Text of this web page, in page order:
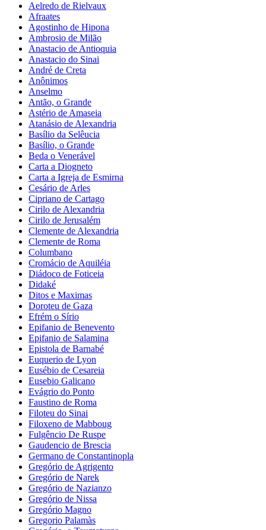
Aelredo de Rielvaux
Afraates
Agostinho de Hipona
Ambrosio de Milão
Anastacio de Antioquia
Anastacio do Sinai
André de Creta
Anônimos
Anselmo
Antão, o Grande
Astério de Amaseia
Atanásio de Alexandria
Basílio da Selêucia
Basílio, o Grande
Beda o Venerável
Carta a Diogneto
Carta a Igreja de Esmirna
Cesário de Arles
Cipriano de Cartago
Cirilo de Alexandria
Cirilo de Jerusalém
Clemente de Alexandria
Clemente de Roma
Columbano
Cromácio de Aquiléia
Diádoco de Foticeia
Didaké
Ditos e Maximas
Doroteu de Gaza
Efrém o Sírio
Epifanio de Benevento
Epifanio de Salamina
Epistola de Barnabé
Euquerio de Lyon
Eusébio de Cesareia
Eusebio Galicano
Evágrio do Ponto
Faustino de Roma
Filoteu do Sinai
Filoxeno de Mabboug
Fulgêncio De Ruspe
Gaudencio de Brescia
Germano de Constantinopla
Gregório de Agrigento
Gregório de Narek
Gregório de Nazianzo
Gregório de Nissa
Gregório Magno
Gregorio Palamàs